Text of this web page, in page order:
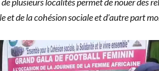
et de la cohésion socialeet d’autre part